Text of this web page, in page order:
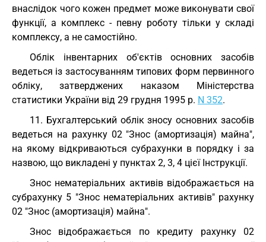
внаслідок чого кожен предмет може виконувати свої
функції, а комплекс - певну роботу тільки у складі
комплексу, а не самостійно.
Облік інвентарних об'єктів основних засобів
ведеться із застосуванням типових форм первинного
обліку, затверджених наказом Міністерства
статистики України від 29 грудня 1995 р. N 352.
11. Бухгалтерський облік зносу основних засобів
ведеться на рахунку 02 "Знос (амортизація) майна",
на якому відкриваються субрахунки в порядку і за
назвою, що викладені у пунктах 2, 3, 4 цієї Інструкції.
Знос нематеріальних активів відображається на
субрахунку 5 "Знос нематеріальних активів" рахунку
02 "Знос (амортизація) майна".
Знос відображається по кредиту рахунку 02